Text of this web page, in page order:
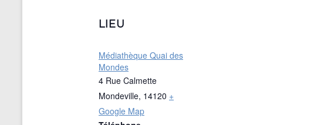
LIEU
Médiathèque Quai des
Mondes
4 Rue Calmette
Mondeville, 14120 +
Google Map